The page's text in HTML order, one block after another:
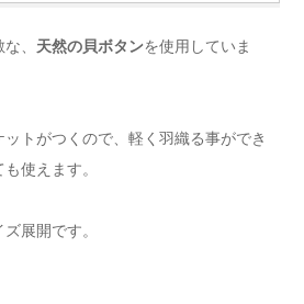
、 天然の貝ボタンを使用していま
トがつくので、軽く羽織る事ができ
使えます。
展開です。